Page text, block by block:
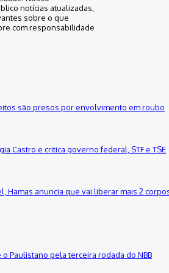
notícias atualizadas,
sobre o que
com responsabilidade
são presos por envolvimento em roubo
Castro e critica governo federal, STF e TSE
Hamas anuncia que vai liberar mais 2
Paulistano pela terceira rodada do NBB